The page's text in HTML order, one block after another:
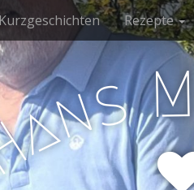
Kurzgeschichten Rezepte
ans M